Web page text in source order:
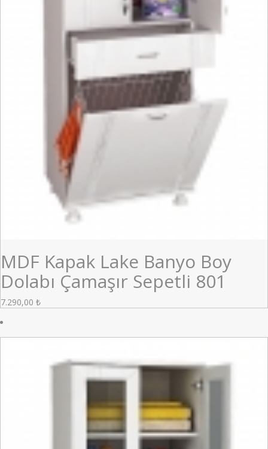
MDF Kapak Lake Banyo Boy
Dolabı Çamaşır Sepetli 801
7.290,00 ₺